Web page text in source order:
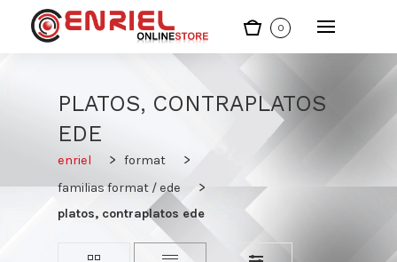
0
PLATOS, CONTRAPLATOS
EDE
enriel
format
familias format / ede
platos, contraplatos ede